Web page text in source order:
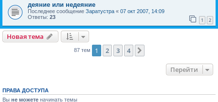
деяние или недеяние
Последнее сообщение Заратустра « 07 окт 2007, 14:09
Ответы: 23 1 2
Новая тема
87 тем 1 2 3 4
Перейти
ПРАВА ДОСТУПА
Вы не можете начинать темы